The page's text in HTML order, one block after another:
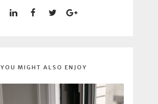
YOU MIGHT ALSO ENJOY